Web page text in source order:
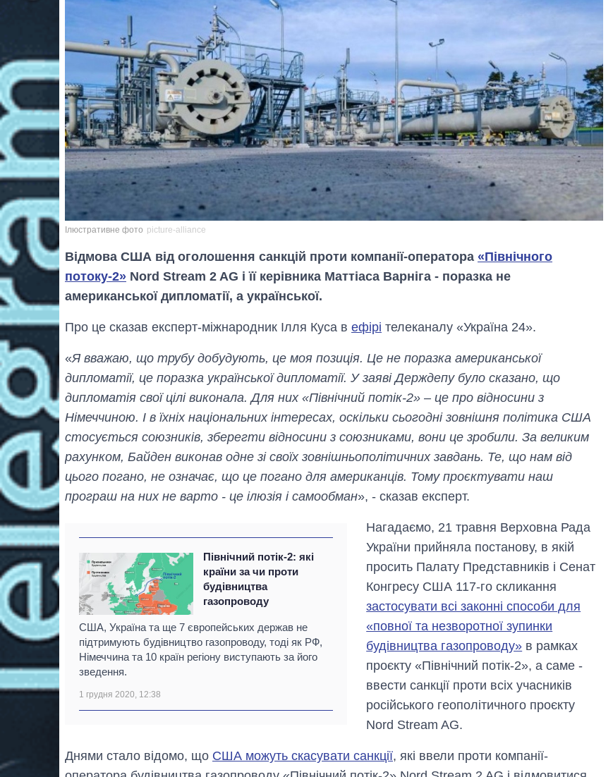
Ілюстративне фото picture-alliance
Відмова США від оголошення санкцій проти компанії-оператора «Північного
потоку-2» Nord Stream 2 AG і її керівника Маттіаса Варніга - поразка не
американської дипломатії, а української.
Про це сказав експерт-міжнародник Ілля Куса в ефірі телеканалу «Україна 24».
«Я вважаю, що трубу добудують, це моя позиція. Це не поразка американської
дипломатії, це поразка української дипломатії. У заяві Держдепу було сказано, що
дипломатія свої цілі виконала. Для них «Північний потік-2» – це про відносини з
Німеччиною. І в їхніх національних інтересах, оскільки сьогодні зовнішня політика США
стосується союзників, зберегти відносини з союзниками, вони це зробили. За великим
рахунком, Байден виконав одне зі своїх зовнішньополітичних завдань. Те, що нам від
цього погано, не означає, що це погано для американців. Тому проєктувати наш
програш на них не варто - це ілюзія і самообман», - сказав експерт.
Північний потік-2: які
країни за чи проти
будівництва
газопроводу
США, Україна та ще 7 європейських держав не
підтримують будівництво газопроводу, тоді як РФ,
Німеччина та 10 країн регіону виступають за його
зведення.
1 грудня 2020, 12:38
Нагадаємо, 21 травня Верховна Рада
України прийняла постанову, в якій
просить Палату Представників і Сенат
Конгресу США 117-го скликання
застосувати всі законні способи для
«повної та незворотної зупинки
будівництва газопроводу» в рамках
проєкту «Північний потік-2», а саме -
ввести санкції проти всіх учасників
російського геополітичного проєкту
Nord Stream AG.
Днями стало відомо, що США можуть скасувати санкції, які ввели проти компанії-
на холодну воду у
містах України на
початок серпня